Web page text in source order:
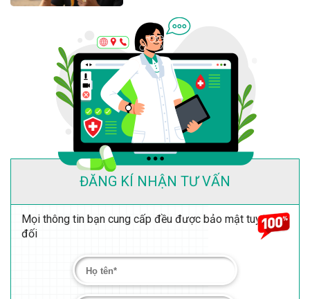
ĐĂNG KÍ NHẬN TƯ VẤN
Mọi thông tin bạn cung cấp đều được bảo mật tuyệt
đối